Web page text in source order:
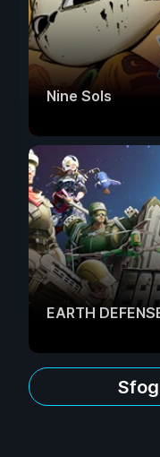
Nine Sols
EARTH